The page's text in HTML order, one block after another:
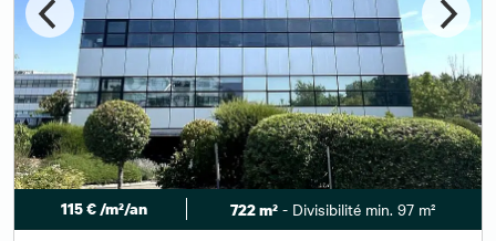
115 € /m²/an 722 m²- Divisibilité min. 97 m²